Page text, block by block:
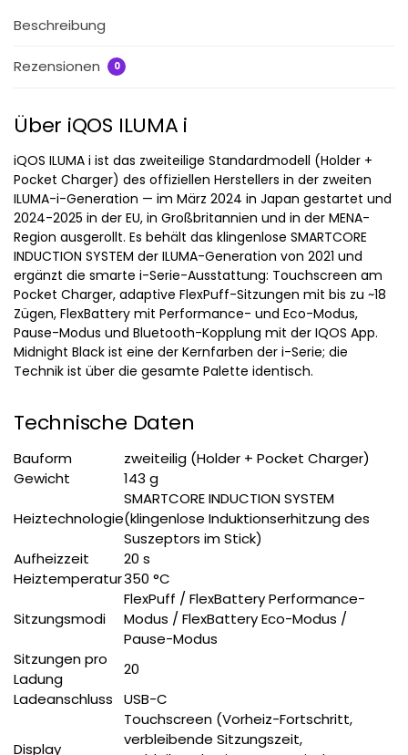
Beschreibung
Rezensionen 0
Über iQOS ILUMA i
iQOS ILUMA i ist das zweiteilige Standardmodell (Holder +
Pocket Charger) des offiziellen Herstellers in der zweiten
ILUMA-i-Generation — im März 2024 in Japan gestartet und
2024-2025 in der EU, in Großbritannien und in der MENA-
Region ausgerollt. Es behält das klingenlose SMARTCORE
INDUCTION SYSTEM der ILUMA-Generation von 2021 und
ergänzt die smarte i-Serie-Ausstattung: Touchscreen am
Pocket Charger, adaptive FlexPuff-Sitzungen mit bis zu ~18
Zügen, FlexBattery mit Performance- und Eco-Modus,
Pause-Modus und Bluetooth-Kopplung mit der IQOS App.
Midnight Black ist eine der Kernfarben der i-Serie; die
Technik ist über die gesamte Palette identisch.
Technische Daten
Bauform
zweiteilig (Holder + Pocket Charger)
Gewicht
143 g
Heiztechnologie
SMARTCORE INDUCTION SYSTEM
(klingenlose Induktionserhitzung des
Suszeptors im Stick)
Aufheizzeit
20 s
Heiztemperatur350 °C
Sitzungsmodi
FlexPuff / FlexBattery Performance-
Modus / FlexBattery Eco-Modus /
Pause-Modus
Sitzungen pro
Ladung
20
Ladeanschluss
USB-C
Display
Touchscreen (Vorheiz-Fortschritt,
verbleibende Sitzungszeit,